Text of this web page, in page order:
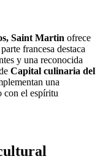
Saint Martin ofrece
francesa destaca
y una reconocida
Capital culinaria del
una
con el espíritu